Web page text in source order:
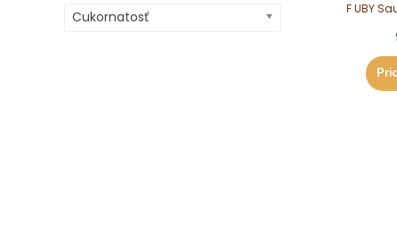
F UBY
Cukornatosť